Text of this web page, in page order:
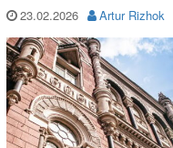
23.02.2026 Artur Rizhok